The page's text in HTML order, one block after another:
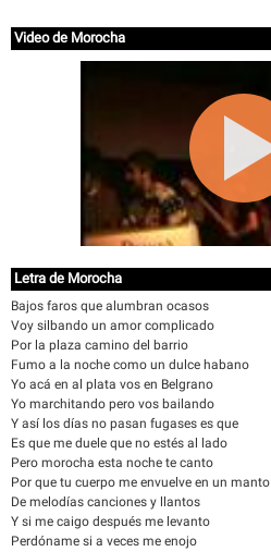
Video de Morocha
Letra de Morocha
Bajos faros que alumbran ocasos
Voy silbando un amor complicado
Por la plaza camino del barrio
Fumo a la noche como un dulce habano
Yo acá en al plata vos en Belgrano
Yo marchitando pero vos bailando
Y así los días no pasan fugases es que
Es que me duele que no estés al lado
Pero morocha esta noche te canto
Por que tu cuerpo me envuelve en un manto
De melodías canciones y llantos
Y si me caigo después me levanto
Perdóname si a veces me enojo